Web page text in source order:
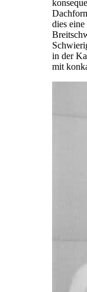
dies
in der
mit